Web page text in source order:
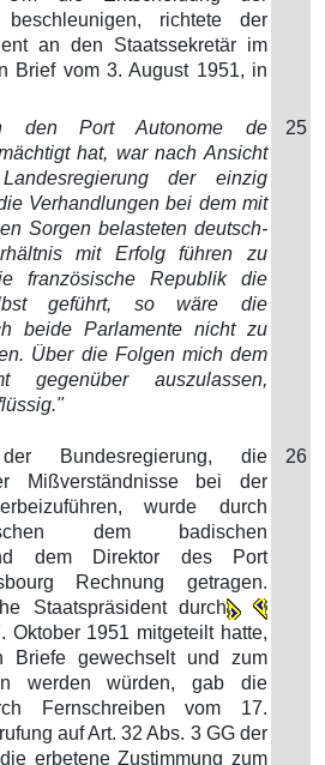
richtete der
an den Staatssekretär im
Brief vom 3. August 1951, in
den Port Autonome de
hat, war nach Ansicht
der einzig
Verhandlungen bei dem mit
Sorgen belasteten deutsch-
mit Erfolg führen zu
französische Republik die
geführt, so wäre die
beide Parlamente nicht zu
Über die Folgen mich dem
gegenüber auszulassen,
25
Bundesregierung, die
Mißverständnisse bei der
wurde durch
dem badischen
dem Direktor des Port
Rechnung getragen.
Staatspräsident durch
Oktober 1951 mitgeteilt hatte,
Briefe gewechselt und zum
werden würden, gab die
Fernschreiben vom 17.
auf Art. 32 Abs. 3 GG der
erbetene Zustimmung zum
26